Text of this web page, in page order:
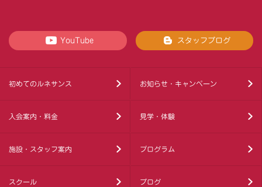
YouTube スタッフブログ
初めてのルネサンス お知らせ・キャンペーン
入会案内・料金 見学・体験
施設・スタッフ案内 プログラム
スクール ブログ